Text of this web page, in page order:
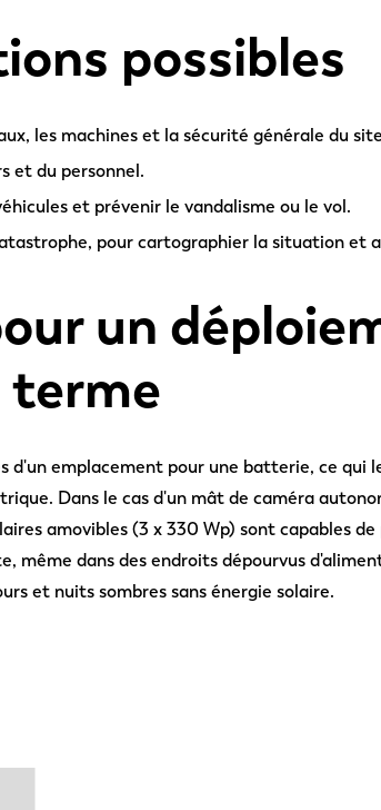
possibles
les machines et la sécurité générale du
et du personnel.
et prévenir le vandalisme ou le vol.
pour cartographier la situation et
un
terme
d'un emplacement pour une batterie, ce
Dans le cas d'un mât de caméra
amovibles (3 x 330 Wp) sont capables
même dans des endroits dépourvus
et nuits sombres sans énergie solaire.